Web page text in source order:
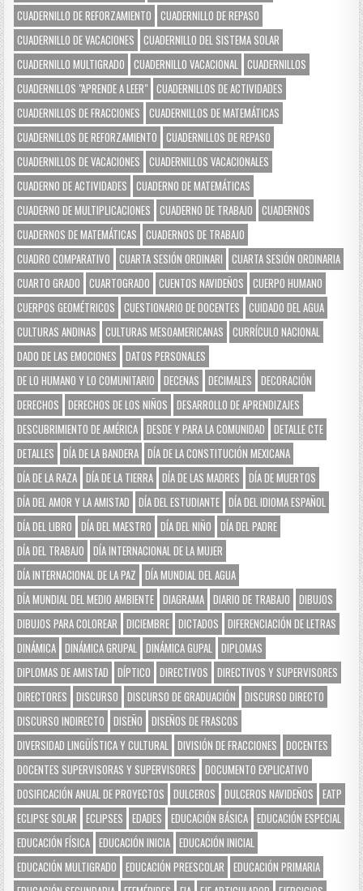
CUADERNILLO DE REFORZAMIENTO
CUADERNILLO DE REPASO
CUADERNILLO DE VACACIONES
CUADERNILLO DEL SISTEMA SOLAR
CUADERNILLO MULTIGRADO
CUADERNILLO VACACIONAL
CUADERNILLOS
CUADERNILLOS "APRENDE A LEER" CUADERNILLOS DE ACTIVIDADES
CUADERNILLOS DE FRACCIONES
CUADERNILLOS DE MATEMÁTICAS
CUADERNILLOS DE REFORZAMIENTO
CUADERNILLOS DE REPASO
CUADERNILLOS DE VACACIONES
CUADERNILLOS VACACIONALES
CUADERNO DE ACTIVIDADES
CUADERNO DE MATEMÁTICAS
CUADERNO DE MULTIPLICACIONES
CUADERNO DE TRABAJO
CUADERNOS
CUADERNOS DE MATEMÁTICAS
CUADERNOS DE TRABAJO
CUADRO COMPARATIVO
CUARTA SESIÓN ORDINARI
CUARTA SESIÓN ORDINARIA
CUARTO GRADO
CUARTOGRADO CUENTOS NAVIDEÑOS
CUERPO HUMANO
CUERPOS GEOMÉTRICOS
CUESTIONARIO DE DOCENTES
CUIDADO DEL AGUA
CULTURAS ANDINAS
CULTURAS MESOAMERICANAS
CURRÍCULO NACIONAL
DADO DE LAS EMOCIONES
DATOS PERSONALES
DE LO HUMANO Y LO COMUNITARIO
DECENAS DECIMALES
DECORACIÓN
DERECHOS
DERECHOS DE LOS NIÑOS
DESARROLLO DE APRENDIZAJES
DESCUBRIMIENTO DE AMÉRICA DESDE Y PARA LA COMUNIDAD
DETALLE CTE
DETALLES
DÍA DE LA BANDERA DÍA DE LA CONSTITUCIÓN MEXICANA
DÍA DE LA RAZA DÍA DE LA TIERRA DÍA DE LAS MADRES
DÍA DE MUERTOS
DÍA DEL AMOR Y LA AMISTAD
DÍA DEL ESTUDIANTE DÍA DEL IDIOMA ESPAÑOL
DÍA DEL LIBRO
DÍA DEL MAESTRO DÍA DEL NIÑO
DÍA DEL PADRE
DÍA DEL TRABAJO
DÍA INTERNACIONAL DE LA MUJER
DÍA INTERNACIONAL DE LA PAZ
DÍA MUNDIAL DEL AGUA
DÍA MUNDIAL DEL MEDIO AMBIENTE DIAGRAMA DIARIO DE TRABAJO
DIBUJOS
DIBUJOS PARA COLOREAR
DICIEMBRE DICTADOS
DIFERENCIACIÓN DE LETRAS
DINÁMICA DINÁMICA GRUPAL DINÁMICA GUPAL
DIPLOMAS
DIPLOMAS DE AMISTAD
DÍPTICO DIRECTIVOS
DIRECTIVOS Y SUPERVISORES
DIRECTORES
DISCURSO DISCURSO DE GRADUACIÓN
DISCURSO DIRECTO
DISCURSO INDIRECTO
DISEÑO
DISEÑOS DE FRASCOS
DIVERSIDAD LINGÜÍSTICA Y CULTURAL
DIVISIÓN DE FRACCIONES
DOCENTES
DOCENTES SUPERVISORAS Y SUPERVISORES
DOCUMENTO EXPLICATIVO
DOSIFICACIÓN ANUAL DE PROYECTOS
DULCEROS DULCEROS NAVIDEÑOS
EATP
ECLIPSE SOLAR
ECLIPSES EDADES EDUCACIÓN BÁSICA EDUCACIÓN ESPECIAL
EDUCACIÓN FÍSICA EDUCACIÓN INICIA EDUCACIÓN INICIAL
EDUCACIÓN MULTIGRADO
EDUCACIÓN PREESCOLAR
EDUCACIÓN PRIMARIA